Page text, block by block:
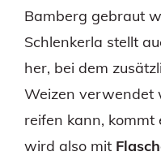
Bamberg gebraut
Schlenkerla stellt
her, bei dem
Weizen verwendet
reifen kann, kommt
wird also mit